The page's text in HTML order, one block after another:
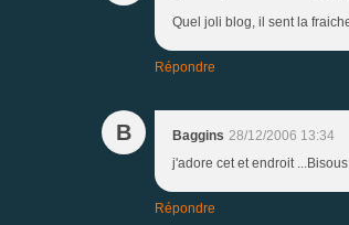
Quel joli blog, il sent la
Répondre
B Baggins 28/12/2006 13:34
j'adore cet et endroit
Répondre